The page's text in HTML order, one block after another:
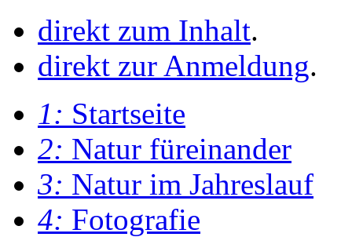
direkt zum Inhalt.
direkt zur Anmeldung.
1: Startseite
2: Natur füreinander
3: Natur im Jahreslauf
4: Fotografie